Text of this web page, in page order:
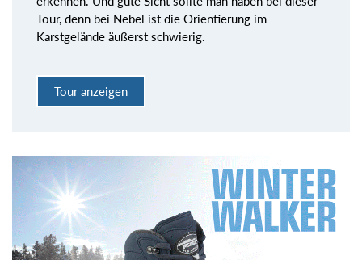
Tour, denn bei Nebel ist die Orientierung im
Karstgelände äußerst schwierig.
Tour anzeigen